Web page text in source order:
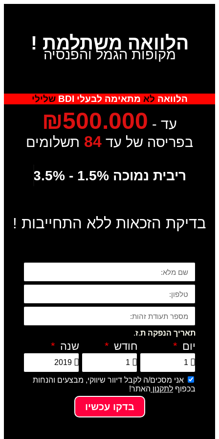
הלוואה משתלמת !
מקופות הגמל והפנסיה
הלוואה לא מתאימה לבעלי BDI שלילי
עד - ₪500.000
בפריסה של עד 84 תשלומים
ריבית נמוכה 1.5% - 3.5%
בדיקת הזכאות ללא התחייבות !
תאריך הנפקה ת.ז.
יום חודש שנה
אני מסכים/ה לקבל דיוור שיווקי, מבצעים והנחות
בכפוף לתקנון האתר!
בדקו עכשיו